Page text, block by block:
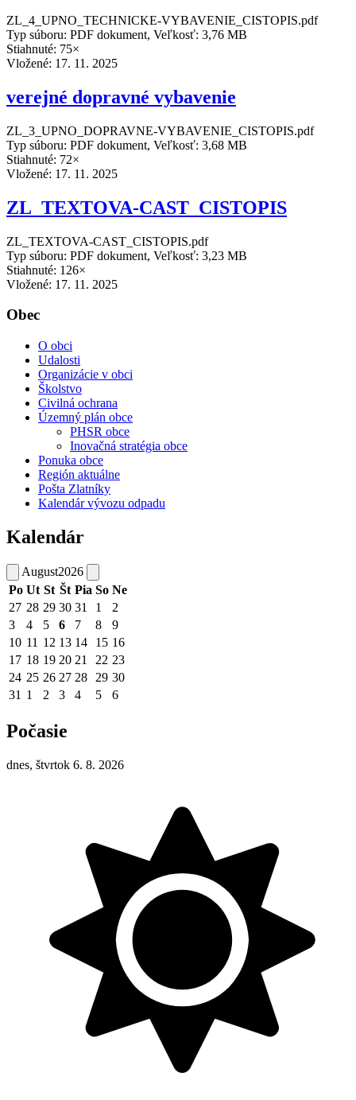
ZL_4_UPNO_TECHNICKE-VYBAVENIE_CISTOPIS.pdf
Typ súboru: PDF dokument, Veľkosť: 3,76 MB
Stiahnuté: 75×
Vložené: 17. 11. 2025
verejné dopravné vybavenie
ZL_3_UPNO_DOPRAVNE-VYBAVENIE_CISTOPIS.pdf
Typ súboru: PDF dokument, Veľkosť: 3,68 MB
Stiahnuté: 72×
Vložené: 17. 11. 2025
ZL_TEXTOVA-CAST_CISTOPIS
ZL_TEXTOVA-CAST_CISTOPIS.pdf
Typ súboru: PDF dokument, Veľkosť: 3,23 MB
Stiahnuté: 126×
Vložené: 17. 11. 2025
Obec
O obci
Udalosti
Organizácie v obci
Školstvo
Civilná ochrana
Územný plán obce
PHSR obce
Inovačná stratégia obce
Ponuka obce
Región aktuálne
Pošta Zlatníky
Kalendár vývozu odpadu
Kalendár
August2026
Po Ut St Št Pia So Ne
27 28 29 30 31 1
2
3
4 5 6 7 8
9
10 11 12 13 14 15 16
17 18 19 20 21 22 23
24 25 26 27 28 29 30
31 1 2 3 4 5 6
Počasie
dnes, štvrtok 6. 8. 2026